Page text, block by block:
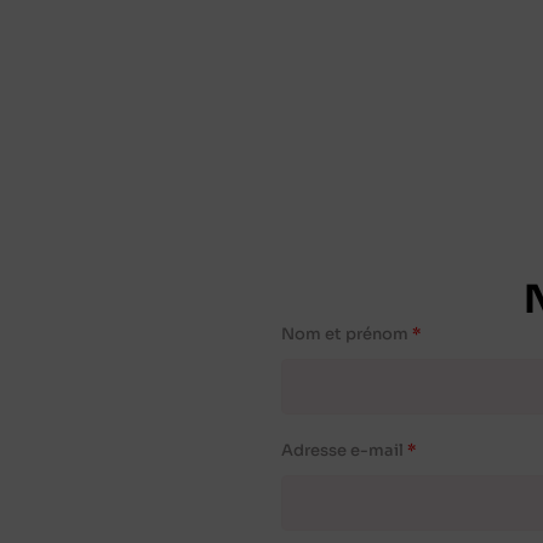
Nom et prénom
Adresse e-mail